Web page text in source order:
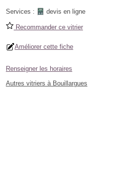
Services : devis en ligne
Recommander ce vitrier
Améliorer cette fiche
Renseigner les horaires
Autres vitriers à Bouillargues